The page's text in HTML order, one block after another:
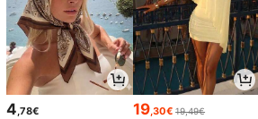
4,78€ 19,30€ 19,49€